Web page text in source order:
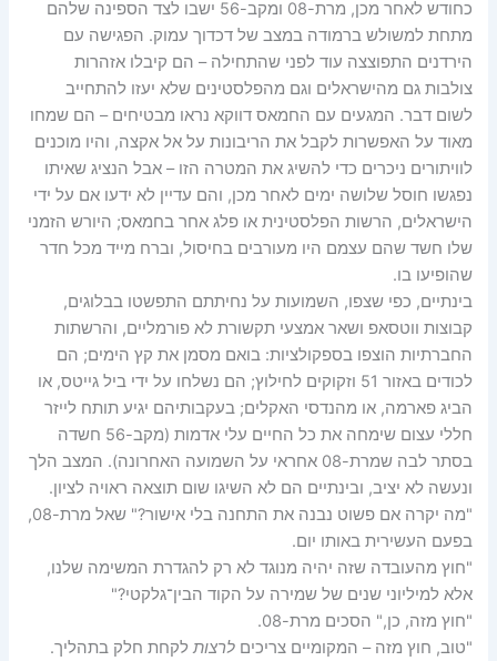
כחודש לאחר מכן, מרת-08 ומקב-56 ישבו לצד הספינה שלהם
מתחת למשולש ברמודה במצב של דכדוך עמוק. הפגישה עם
הירדנים התפוצצה עוד לפני שהתחילה – הם קיבלו אזהרות
צולבות גם מהישראלים וגם מהפלסטינים שלא יעזו להתחייב
לשום דבר. המגעים עם החמאס דווקא נראו מבטיחים – הם שמחו
מאוד על האפשרות לקבל את הריבונות על אל אקצה, והיו מוכנים
לוויתורים ניכרים כדי להשיג את המטרה הזו – אבל הנציג שאיתו
נפגשו חוסל שלושה ימים לאחר מכן, והם עדיין לא ידעו אם על ידי
הישראלים, הרשות הפלסטינית או פלג אחר בחמאס; היורש הזמני
שלו חשד שהם עצמם היו מעורבים בחיסול, וברח מייד מכל חדר
שהופיעו בו.
בינתיים, כפי שצפו, השמועות על נחיתתם התפשטו בבלוגים,
קבוצות ווטסאפ ושאר אמצעי תקשורת לא פורמליים, והרשתות
החברתיות הוצפו בספקולציות: בואם מסמן את קץ הימים; הם
לכודים באזור 51 וזקוקים לחילוץ; הם נשלחו על ידי ביל גייטס, או
הביג פארמה, או מהנדסי האקלים; בעקבותיהם יגיע תותח לייזר
חללי עצום שימחה את כל החיים עלי אדמות (מקב-56 חשדה
בסתר לבה שמרת-08 אחראי על השמועה האחרונה). המצב הלך
ונעשה לא יציב, ובינתיים הם לא השיגו שום תוצאה ראויה לציון.
"מה יקרה אם פשוט נבנה את התחנה בלי אישור?" שאל מרת-08,
בפעם העשירית באותו יום.
"חוץ מהעובדה שזה יהיה מנוגד לא רק להגדרת המשימה שלנו,
אלא למיליוני שנים של שמירה על הקוד הבין־גלקטי?"
"חוץ מזה, כן," הסכים מרת-08.
"טוב, חוץ מזה – המקומיים צריכיםלרצותלקחת חלק בתהליך.